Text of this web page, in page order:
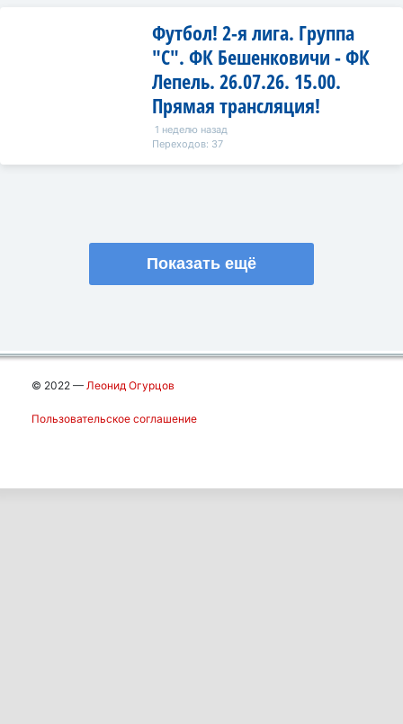
Футбол! 2-я лига. Группа
"C". ФК Бешенковичи - ФК
Лепель. 26.07.26. 15.00.
Прямая трансляция!
1 неделю назад
Переходов: 37
Показать ещё
© 2022 — Леонид Огурцов
Пользовательское соглашение